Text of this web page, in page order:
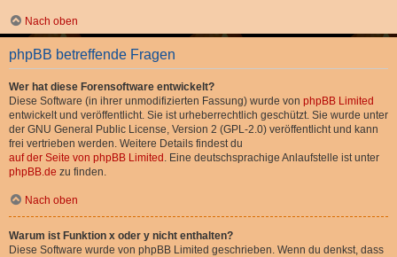
Nach oben
phpBB betreffende Fragen
Wer hat diese Forensoftware entwickelt?
Diese Software (in ihrer unmodifizierten Fassung) wurde von phpBB Limited
entwickelt und veröffentlicht. Sie ist urheberrechtlich geschützt. Sie wurde unter
der GNU General Public License, Version 2 (GPL-2.0) veröffentlicht und kann
frei vertrieben werden. Weitere Details findest du
auf der Seite von phpBB Limited . Eine deutschsprachige Anlaufstelle ist unter
phpBB.de zu finden.
Nach oben
Warum ist Funktion x oder y nicht enthalten?
Diese Software wurde von phpBB Limited geschrieben. Wenn du denkst, dass